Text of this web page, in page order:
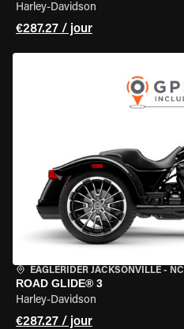
Harley-Davidson
€287.27 / jour
EAGLERIDER JACKSONVILLE - NC
ROAD GLIDE® 3
Harley-Davidson
€287.27 / jour